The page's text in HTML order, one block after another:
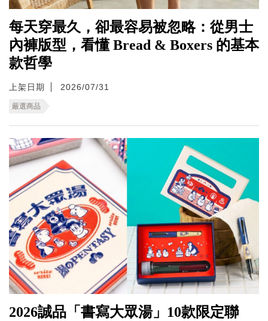
每天穿最久，卻最容易被忽略：從男士
內褲版型，看懂 Bread & Boxers 的基本
款哲學
上架日期 2026/07/31
嚴選商品
2026誠品「書寫大眾湯」10款限定聯